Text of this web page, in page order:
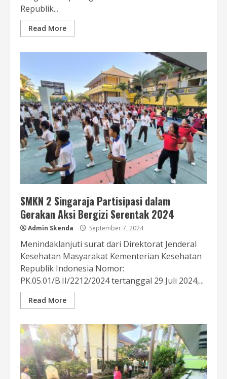
Republik...
Read More
SMKN 2 Singaraja Partisipasi dalam
Gerakan Aksi Bergizi Serentak 2024
Admin Skenda September 7, 2024
Menindaklanjuti surat dari Direktorat Jenderal
Kesehatan Masyarakat Kementerian Kesehatan
Republik Indonesia Nomor:
PK.05.01/B.II/2212/2024 tertanggal 29 Juli 2024,...
Read More